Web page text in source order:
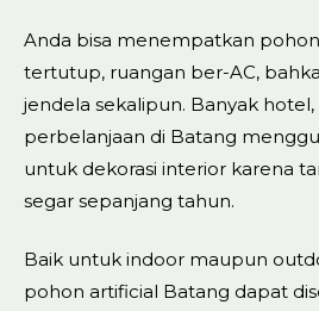
Anda bisa menempatkan
tertutup, ruangan ber-AC,
jendela sekalipun. Banyak
perbelanjaan di Batang
untuk dekorasi interior karena
segar sepanjang tahun.
Baik untuk indoor maupun
pohon artificial Batang dapat